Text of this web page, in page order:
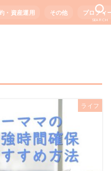
・資産運用 その他 プロフィ
SEARCH
ライフ